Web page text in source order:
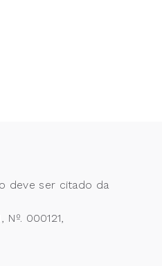
deve ser citado da
000121,